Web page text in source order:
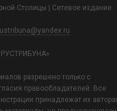
Столицы | Сетевое издание.
разрешено только с
правообладателей. Все
принадлежат их